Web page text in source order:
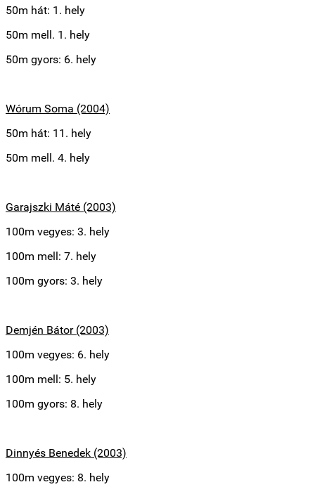
50m hát: 1. hely
50m mell. 1. hely
50m gyors: 6. hely
Wórum Soma (2004)
50m hát: 11. hely
50m mell. 4. hely
Garajszki Máté (2003)
100m vegyes: 3. hely
100m mell: 7. hely
100m gyors: 3. hely
Demjén Bátor (2003)
100m vegyes: 6. hely
100m mell: 5. hely
100m gyors: 8. hely
Dinnyés Benedek (2003)
100m vegyes: 8. hely